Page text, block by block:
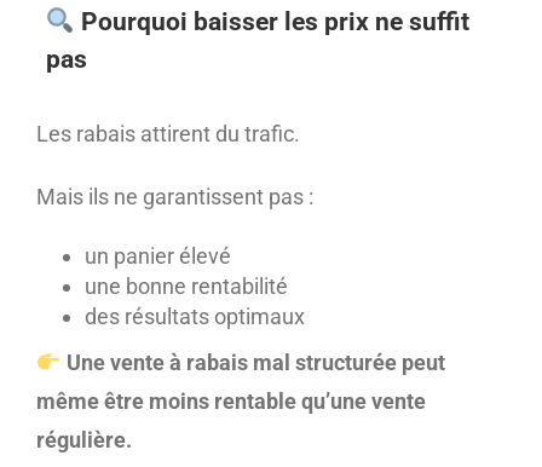
Pourquoi baisser les prix ne suffit
pas
Les rabais attirent du trafic.
Mais ils ne garantissent pas :
un panier élevé
une bonne rentabilité
des résultats optimaux
Une vente à rabais mal structurée peut
même être moins rentable qu’une vente
régulière.